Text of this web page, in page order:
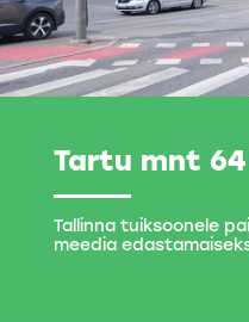
Tartu mnt 64
Tallinna tuiksoonele
meedia